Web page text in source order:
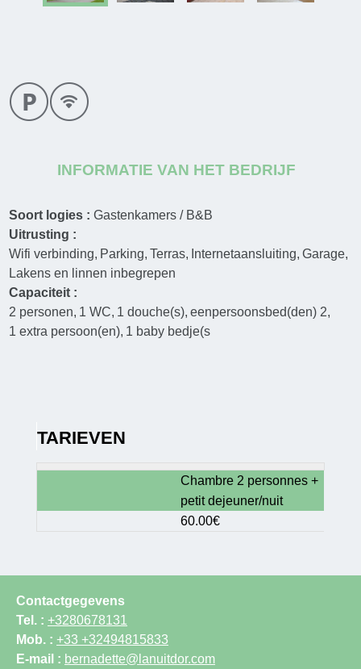
INFORMATIE VAN HET BEDRIJF
Soort logies :Gastenkamers / B&B
Uitrusting :
Wifi verbinding Parking Terras Internetaansluiting Garage
Lakens en linnen inbegrepen
Capaciteit :
2 personen 1 WC 1 douche(s) eenpersoonsbed(den) 2
1 extra persoon(en) 1 baby bedje(s
TARIEVEN
Chambre 2 personnes +
petit dejeuner/nuit
60.00€
Contactgegevens
Tel. : +3280678131
Mob. : +33 +32494815833
E-mail : bernadette@lanuitdor.com